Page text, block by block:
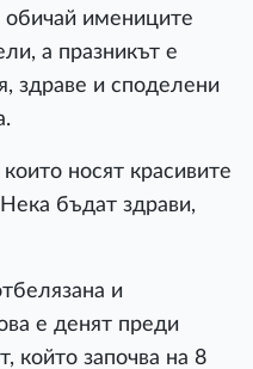
обичай имениците
а празникът е
здраве и споделени
носят красивите
бъдат здрави,
и
е денят преди
който започва на 8